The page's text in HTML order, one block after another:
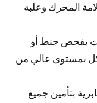
المحرك وعلبة
بفحص جنط أو
بمستوى عالي من
بتأمين جميع